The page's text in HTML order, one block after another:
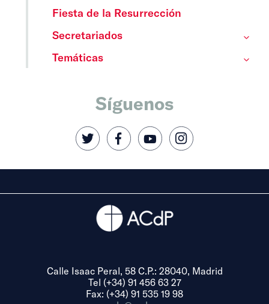
Fiesta de la Resurrección
Secretariados
Temáticas
Síguenos
Calle Isaac Peral, 58 C.P.: 28040, Madrid
Tel (+34) 91 456 63 27
Fax: (+34) 91 535 19 98